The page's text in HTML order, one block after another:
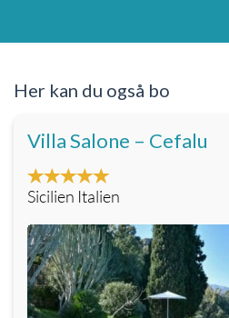
Her kan du også bo
Villa Salone – Cefalu
Sicilien Italien